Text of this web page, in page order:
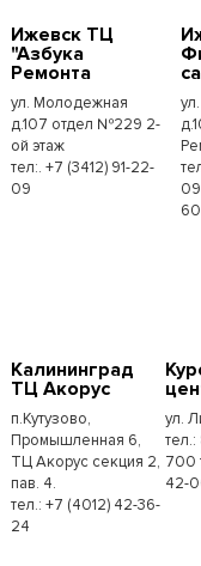
Ижевск ТЦ
"Азбука
Ремонта
ул. Молодежная
д.107 отдел №229 2-
ой этаж
тел:. +7 (3412) 91-22-
09
Калининград
ТЦ Акорус
п.Кутузово,
Промышленная 6,
ТЦ Акорус секция 2,
пав. 4.
тел.: +7 (4012) 42-36-
24
ул.
700
42-